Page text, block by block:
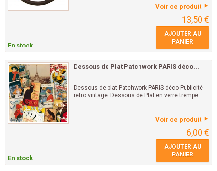
Voir ce produit
13,50 €
En stock
AJOUTER AU
PANIER
Dessous de Plat Patchwork PARIS déco...
Dessous de plat Patchwork PARIS déco Publicité
rétro vintage. Dessous de Plat en verre trempé...
Voir ce produit
6,00 €
En stock
AJOUTER AU
PANIER